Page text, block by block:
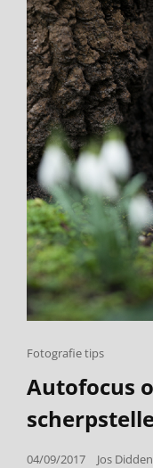
Cat
Fotografie tips
Autofocus
Posted
04/09/2017 Jos Didden